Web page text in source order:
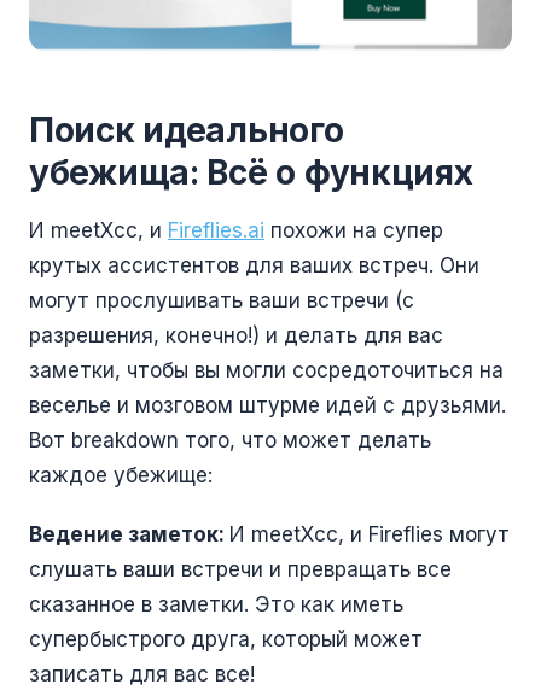
Поиск идеального
убежища: Всё о функциях
И meetXcc, и Fireflies.ai похожи на супер
крутых ассистентов для ваших встреч. Они
могут прослушивать ваши встречи (с
разрешения, конечно!) и делать для вас
заметки, чтобы вы могли сосредоточиться на
веселье и мозговом штурме идей с друзьями.
Вот breakdown того, что может делать
каждое убежище:
Ведение заметок: И meetXcc, и Fireflies могут
слушать ваши встречи и превращать все
сказанное в заметки. Это как иметь
супербыстрого друга, который может
записать для вас все!